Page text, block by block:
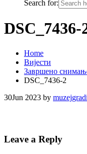
Search for:
DSC_7436-
Home
Вијести
Завршено
DSC_7436-2
30Jun 2023 by
Leave a Reply